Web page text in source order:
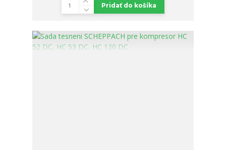
Pridať do košíka